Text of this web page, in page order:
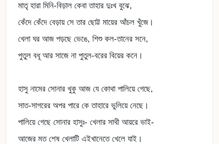
মাতৃ হারা মিনি-বিড়াল কেবা তাহার দুঃখ বুঝে,
কেঁদে কেঁদে বেড়ায় সে তার ছোট্ট মায়ের আঁচল খুঁজে।
খেলা ঘর আজ পড়ছে ভেঙে, শিশু কল-তানের সনে,
পুতুল বধূ আর সাজে না পুতুল-বরের বিয়ের কনে।
হাসু নামের সোনার খুকু আজ যে কোথা পালিয়ে গেছে,
সাত-সাগরের অপর পারে কে তাহারে ভুলিয়ে নেছে।
পালিয়ে গেছে সোনার হাসুঃ- খেলার সাথী আয়রে ভাই-
আজের মত শেষ খেলাটি এইখানেতে খেলে যাই।